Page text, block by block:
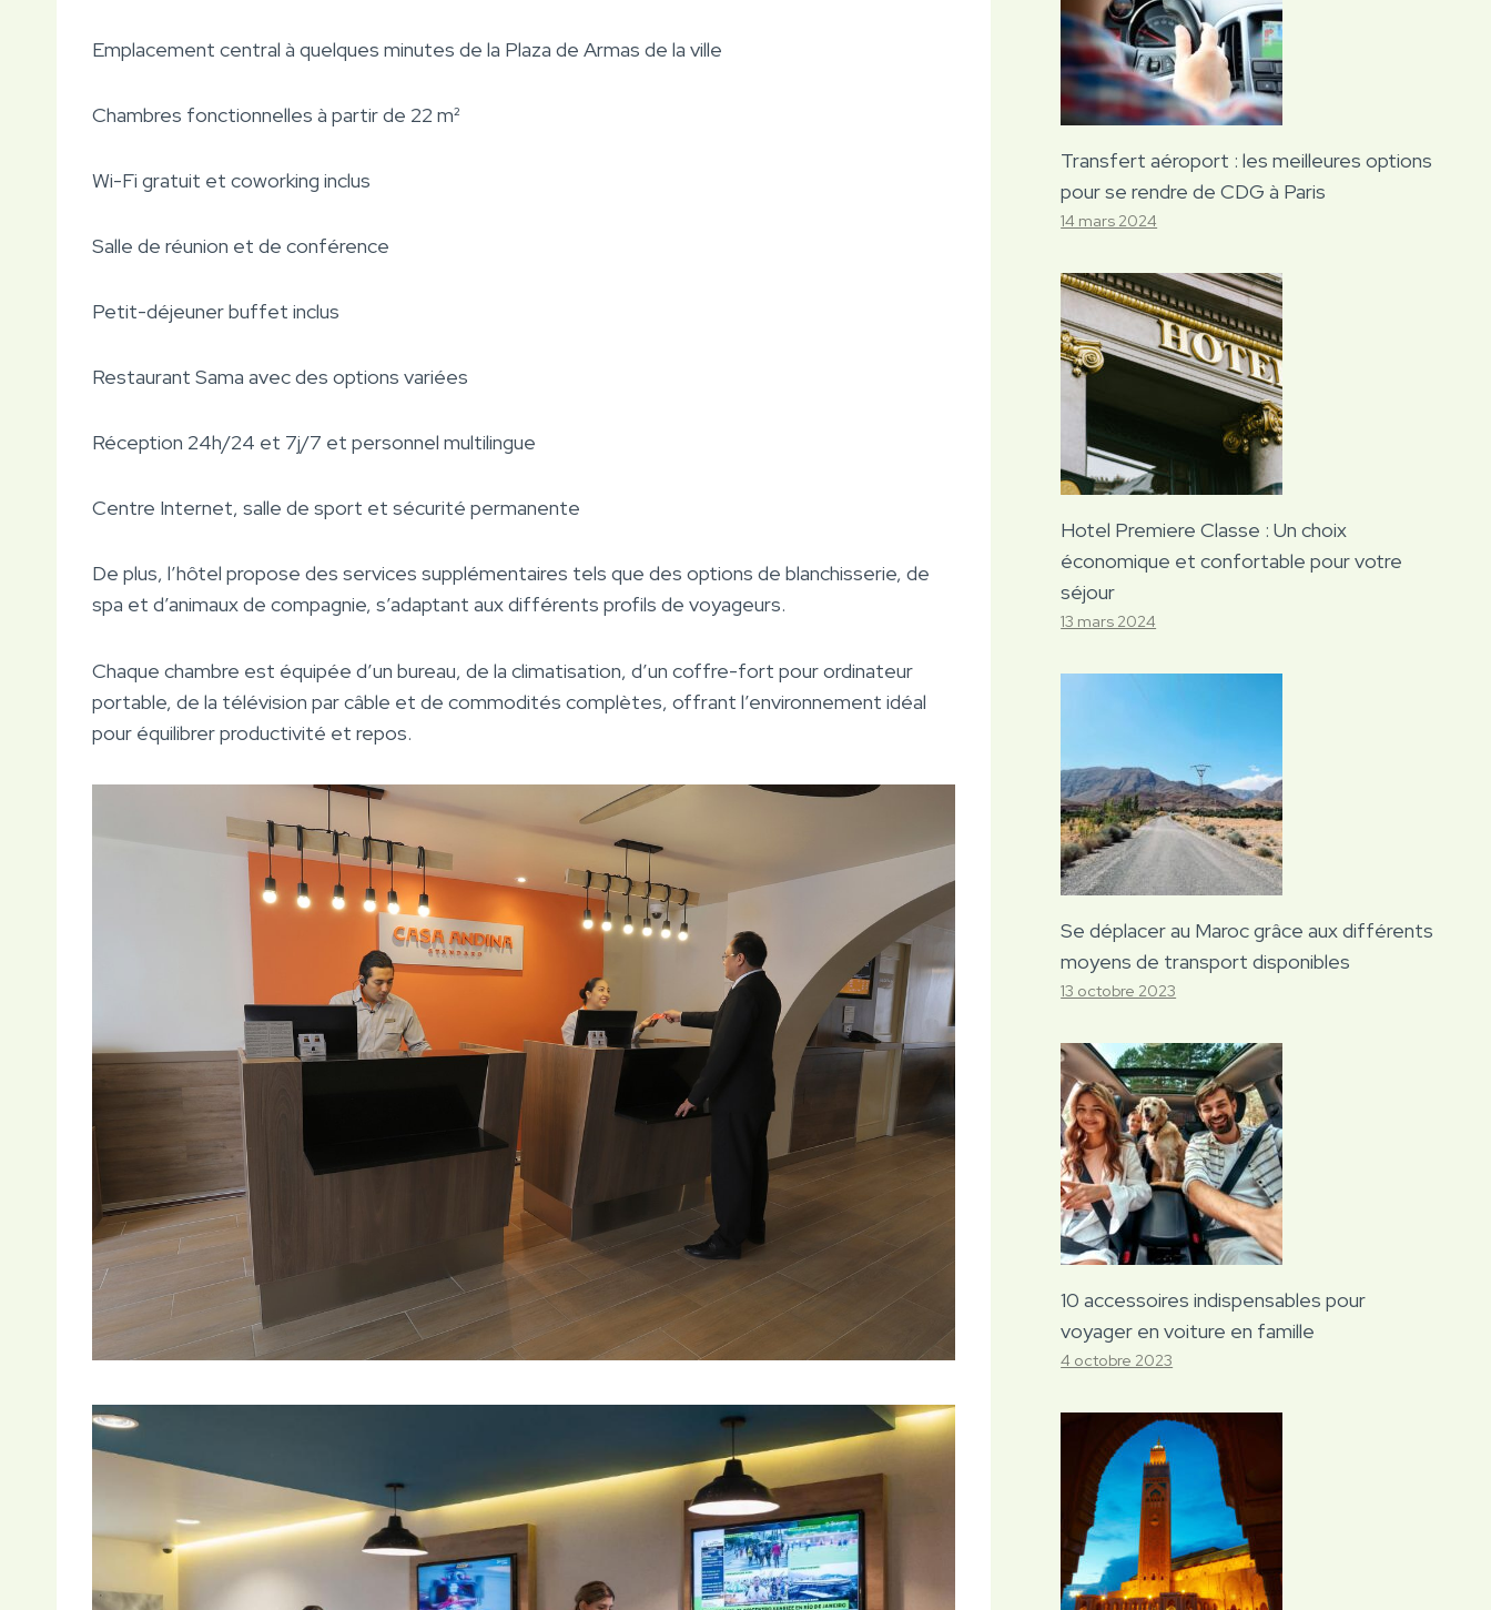
Emplacement central à quelques minutes de la Plaza de Armas de la ville
Chambres fonctionnelles à partir de 22 m²
Wi-Fi gratuit et coworking inclus
Salle de réunion et de conférence
Petit-déjeuner buffet inclus
Restaurant Sama avec des options variées
Réception 24h/24 et 7j/7 et personnel multilingue
Centre Internet, salle de sport et sécurité permanente
De plus, l’hôtel propose des services supplémentaires tels que des options de blanchisserie, de
spa et d’animaux de compagnie, s’adaptant aux différents profils de voyageurs.
Chaque chambre est équipée d’un bureau, de la climatisation, d’un coffre-fort pour ordinateur
portable, de la télévision par câble et de commodités complètes, offrant l’environnement idéal
pour équilibrer productivité et repos.
Transfert aéroport : les meilleures options
pour se rendre de CDG à Paris
14 mars 2024
Hotel Premiere Classe : Un choix
économique et confortable pour votre
séjour
13 mars 2024
Se déplacer au Maroc grâce aux différents
moyens de transport disponibles
13 octobre 2023
10 accessoires indispensables pour
voyager en voiture en famille
4 octobre 2023